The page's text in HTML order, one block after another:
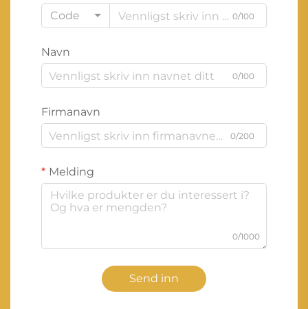
Code
0/100
Navn
0/100
Firmanavn
0/200
Melding
0/1000
Send inn